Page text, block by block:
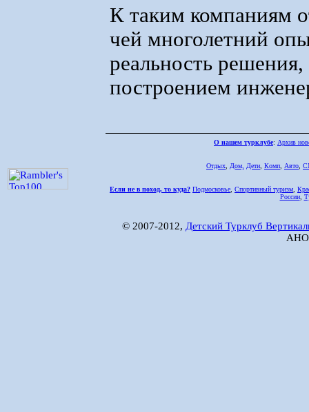
К таким компаниям
чей многолетний
реальность
построением
О нашем турклубе: Архив
Отдых Дом, Дети Комп Авто
Если не в поход, то куда? Подмосковье Спортивный туризм
России,
© 2007-2012, Детский Турклуб
АНО